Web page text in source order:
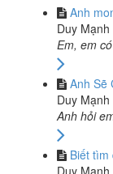
Anh
Duy Mạnh
Em, em
Anh Sẽ
Duy Mạnh
Anh hỏi
Biết tìm
Duy Mạnh